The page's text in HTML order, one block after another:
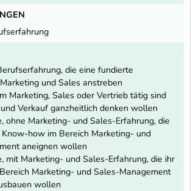
die eine fundierte
und Sales anstreben
Marketing, Sales oder Vertrieb tätig sind
Verkauf ganzheitlich denken wollen
ohne Marketing- und Sales-Erfahrung, die
how im Bereich Marketing- und
aneignen wollen
mit Marketing- und Sales-Erfahrung, die ihr
Marketing- und Sales-Management
wollen